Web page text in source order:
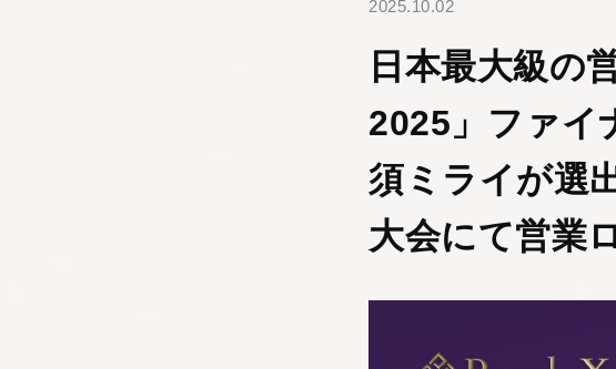
2025.10.02
日本最大級の
2025」ファイ
須ミライが選
大会にて営業